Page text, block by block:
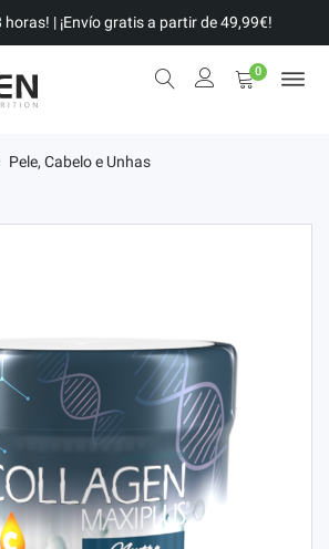
horas! | ¡Envío gratis a partir de 49,99€!
0
Pele, Cabelo e Unhas